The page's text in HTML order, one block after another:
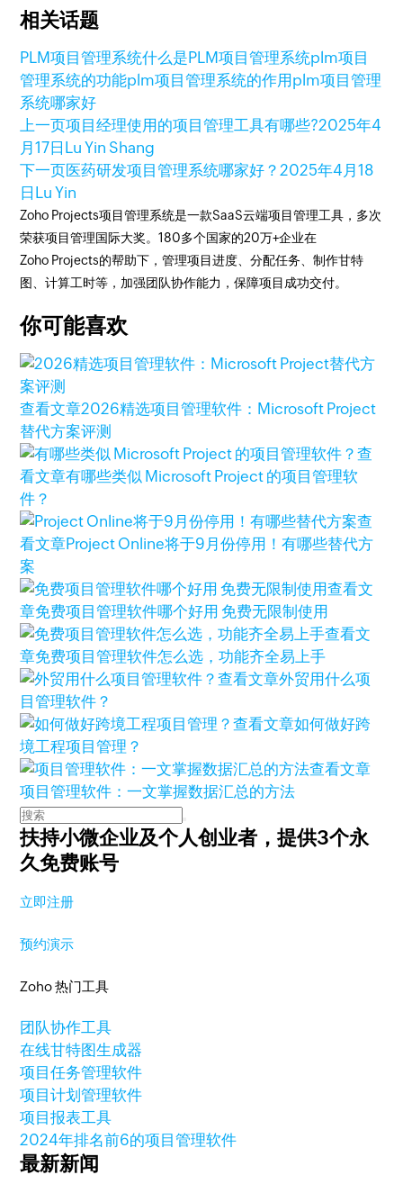
相关话题
PLM项目管理系统什么是PLM项目管理系统plm项目
管理系统的功能plm项目管理系统的作用 plm项目管理
系统哪家好
上一页项目经理使用的项目管理工具有哪些?2025年4
月17日 Lu Yin Shang
下一页医药研发项目管理系统哪家好？2025年4月18
日 Lu Yin
Zoho Projects项目管理系统是一款SaaS云端项目管理工具，多次
荣获项目管理国际大奖。180多个国家的20万+企业在
Zoho Projects的帮助下，管理项目进度、分配任务、制作甘特
图、计算工时等，加强团队协作能力，保障项目成功交付。
你可能喜欢
查看文章2026精选项目管理软件：Microsoft Project
替代方案评测
查
看文章有哪些类似 Microsoft Project 的项目管理软
件？
查
看文章Project Online将于9月份停用！有哪些替代方
案
查看文
章免费项目管理软件哪个好用 免费无限制使用
查看文
章免费项目管理软件怎么选，功能齐全易上手
查看文章外贸用什么项
目管理软件？
查看文章如何做好跨
境工程项目管理？
查看文章
项目管理软件：一文掌握数据汇总的方法
扶持小微企业及个人创业者，提供3个永
久免费账号
立即注册
预约演示
Zoho 热门工具
团队协作工具
在线甘特图生成器
项目任务管理软件
项目计划管理软件
项目报表工具
2024年排名前6的项目管理软件
最新新闻